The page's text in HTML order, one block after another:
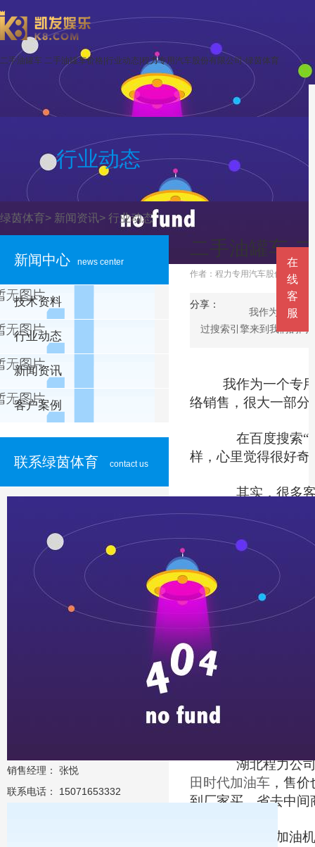
二手油罐车 二手油罐车价格|行业动态|程力专用汽车股份有限公司-绿茵体育
行业动态
绿茵体育> 新闻资讯> 行业动态
新闻中心 news center
技术资料
行业动态
新闻资讯
客户案例
联系绿茵体育 contact us
销售经理： 张悦
联系电话： 15071653332
二手油罐车
作者：程力专用汽车股份有限公
分享：
我作为一个专
过搜索引擎来到我们的
我作为一个专
络销售，很大一部
在百度搜索“
样，心里觉得很好
其实，很多客
罐车销售一职以来
二手油罐车主
能挺好的，基本上
五天大修，不仅影
危险品运输车，最
一笔钱。如果你买
用的放心。群众的
不如买一辆新车划算
湖北程力公司位
田时代加油车 ，售
到厂家买，省去中
，带加油
在
线
客
服